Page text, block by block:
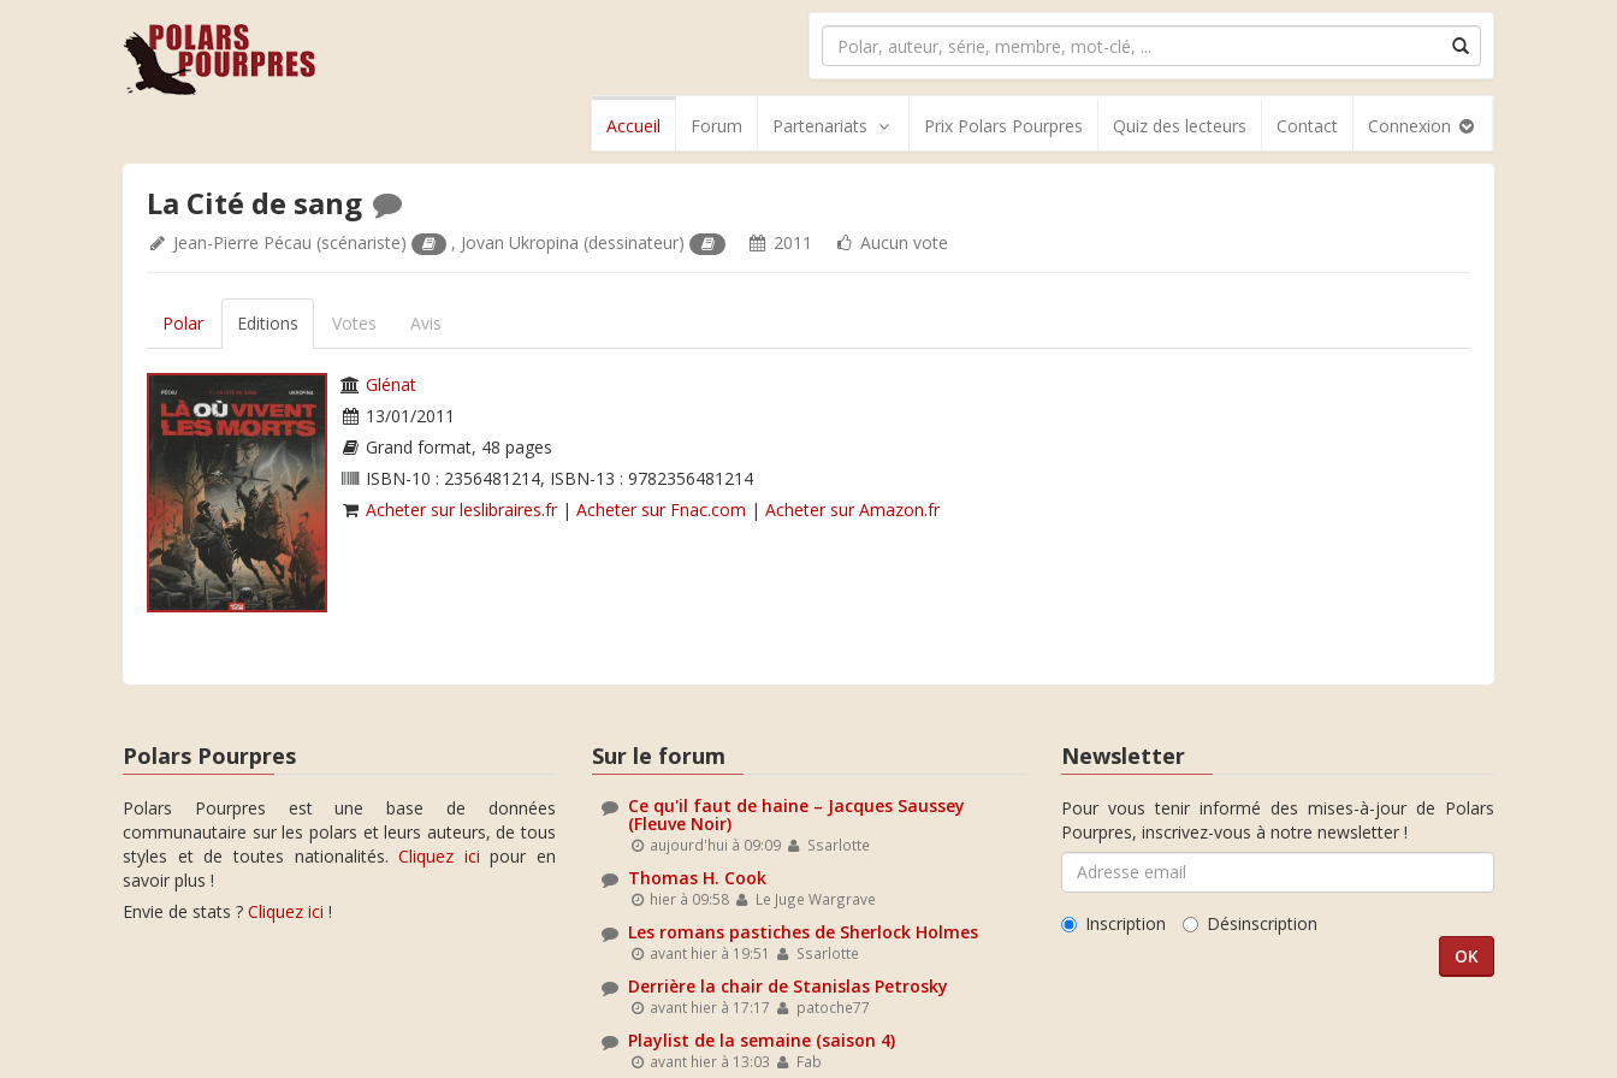
Accueil Forum Partenariats Prix Polars Pourpres Quiz des lecteurs Contact Connexion
La Cité de sang
Jean-Pierre Pécau (scénariste) , Jovan Ukropina (dessinateur) 2011 Aucun vote
Polar Editions Votes Avis
Glénat
13/01/2011
Grand format, 48 pages
ISBN-10 : 2356481214, ISBN-13 : 9782356481214
Acheter sur leslibraires.fr| Acheter sur Fnac.com | Acheter sur Amazon.fr
Polars Pourpres
Polars Pourpres est une base de données
communautaire sur les polars et leurs auteurs, de tous
styles et de toutes nationalités.Cliquez ici pour en
savoir plus !
Envie de stats ? Cliquez ici !
Sur le forum
Ce qu'il faut de haine – Jacques Saussey
(Fleuve Noir)
aujourd'hui à 09:09 Ssarlotte
Thomas H. Cook
hier à 09:58 Le Juge Wargrave
Les romans pastiches de Sherlock Holmes
avant hier à 19:51 Ssarlotte
Derrière la chair de Stanislas Petrosky
avant hier à 17:17 patoche77
Playlist de la semaine (saison 4)
avant hier à 13:03 Fab
Newsletter
Pour vous tenir informé des mises-à-jour de Polars
Pourpres, inscrivez-vous à notre newsletter !
Inscription Désinscription